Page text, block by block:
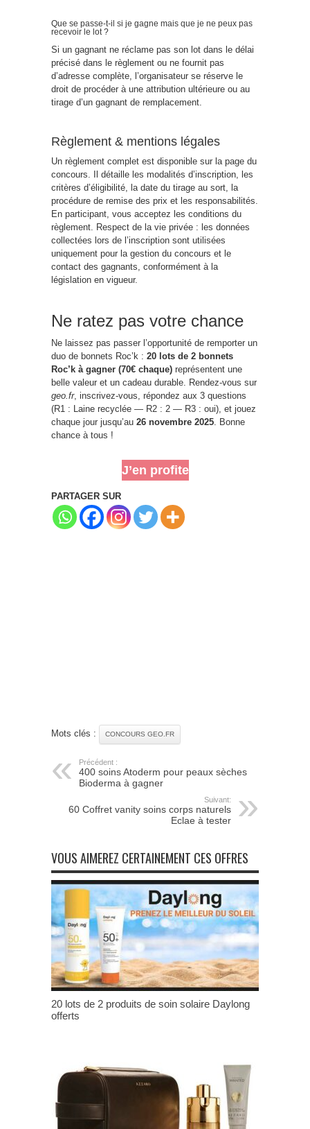
Que se passe-t-il si je gagne mais que je ne peux pas
recevoir le lot ?
Si un gagnant ne réclame pas son lot dans le délai
précisé dans le règlement ou ne fournit pas
d’adresse complète, l’organisateur se réserve le
droit de procéder à une attribution ultérieure ou au
tirage d’un gagnant de remplacement.
Règlement & mentions légales
Un règlement complet est disponible sur la page du
concours. Il détaille les modalités d’inscription, les
critères d’éligibilité, la date du tirage au sort, la
procédure de remise des prix et les responsabilités.
En participant, vous acceptez les conditions du
règlement. Respect de la vie privée : les données
collectées lors de l’inscription sont utilisées
uniquement pour la gestion du concours et le
contact des gagnants, conformément à la
législation en vigueur.
Ne ratez pas votre chance
Ne laissez pas passer l’opportunité de remporter un
duo de bonnets Roc’k : 20 lots de 2 bonnets
Roc’k à gagner (70€ chaque) représentent une
belle valeur et un cadeau durable. Rendez-vous sur
geo.fr, inscrivez-vous, répondez aux 3 questions
(R1 : Laine recyclée — R2 : 2 — R3 : oui), et jouez
chaque jour jusqu’au 26 novembre 2025 . Bonne
chance à tous !
J’en profite
PARTAGER SUR
Mots clés : CONCOURS GEO.FR
Précédent :
400 soins Atoderm pour peaux sèches
Bioderma à gagner
Suivant:
60 Coffret vanity soins corps naturels
Eclae à tester
VOUS AIMEREZ CERTAINEMENT CES OFFRES
20 lots de 2 produits de soin solaire Daylong
offerts